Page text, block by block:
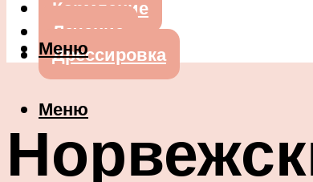
Кормление
Лечение
Дрессировка
Меню
Меню